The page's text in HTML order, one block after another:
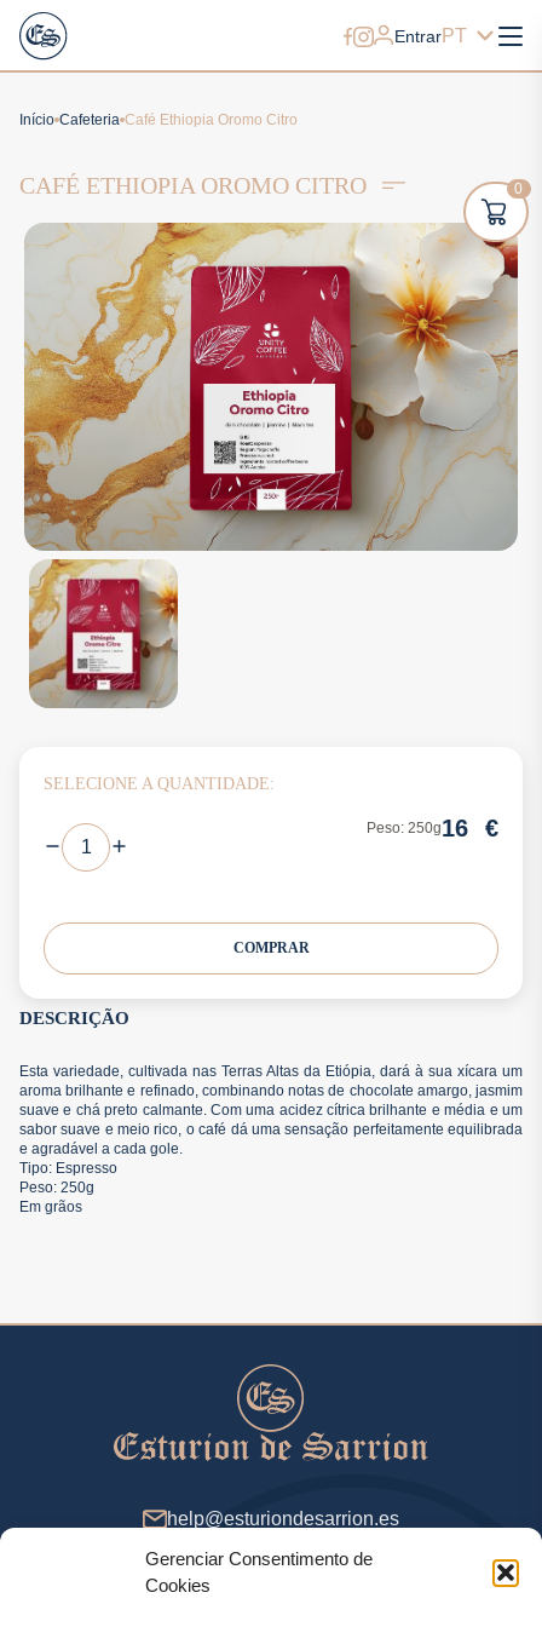
Gerenciar Consentimento de
Cookies
EntrarPT
Início Cafeteria Café Ethiopia Oromo Citro
CAFÉ ETHIOPIA OROMO CITRO
SELECIONE A QUANTIDADE:
Peso: 250g16 €
COMPRAR
DESCRIÇÃO
Esta variedade, cultivada nas Terras Altas da Etiópia, dará à sua xícara um
aroma brilhante e refinado, combinando notas de chocolate amargo, jasmim
suave e chá preto calmante. Com uma acidez cítrica brilhante e média e um
sabor suave e meio rico, o café dá uma sensação perfeitamente equilibrada
e agradável a cada gole.
Tipo: Espresso
Peso: 250g
Em grãos
help@esturiondesarrion.es
Das 9 às 18 (GMT+2) nos dias úteis
0